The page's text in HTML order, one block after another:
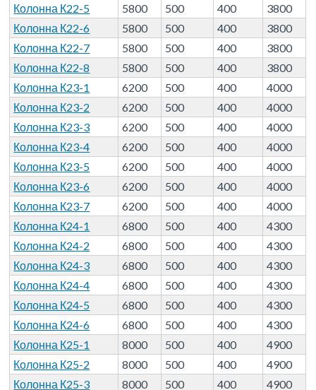
Колонна К22-5
5800 500 400
3800
Колонна К22-6
5800 500 400
3800
Колонна К22-7
5800 500 400
3800
Колонна К22-8
5800 500 400
3800
Колонна К23-1
6200 500 400
4000
Колонна К23-2
6200 500 400
4000
Колонна К23-3
6200 500 400
4000
Колонна К23-4
6200 500 400
4000
Колонна К23-5
6200 500 400
4000
Колонна К23-6
6200 500 400
4000
Колонна К23-7
6200 500 400
4000
Колонна К24-1
6800 500 400
4300
Колонна К24-2
6800 500 400
4300
Колонна К24-3
6800 500 400
4300
Колонна К24-4
6800 500 400
4300
Колонна К24-5
6800 500 400
4300
Колонна К24-6
6800 500 400
4300
Колонна К25-1
8000 500 400
4900
Колонна К25-2
8000 500 400
4900
Колонна К25-3
8000 500 400
4900